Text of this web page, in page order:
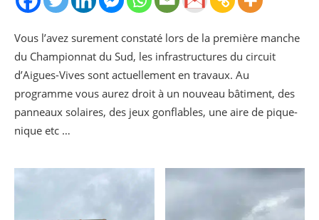
Vous l’avez surement constaté lors de la première manche
du Championnat du Sud, les infrastructures du circuit
d’Aigues-Vives sont actuellement en travaux. Au
programme vous aurez droit à un nouveau bâtiment, des
panneaux solaires, des jeux gonflables, une aire de pique-
nique etc …